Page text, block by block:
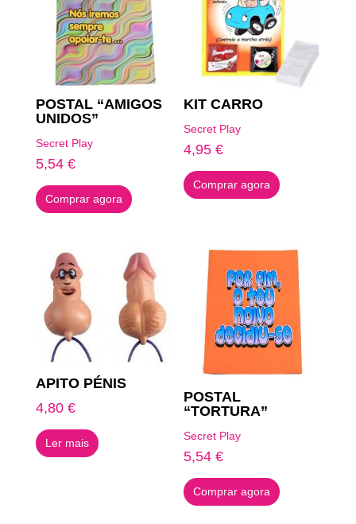
POSTAL “AMIGOS
UNIDOS”
Secret Play
5,54 €
Comprar agora
KIT CARRO
Secret Play
4,95€
Comprar agora
APITO PÉNIS
4,80 €
Ler mais
POSTAL
“TORTURA”
Secret Play
5,54€
Comprar agora